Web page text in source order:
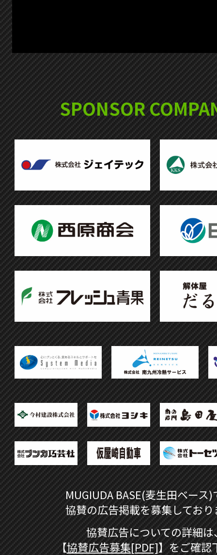
SPONSOR
MUGIUDA BASE(麦生田ベース)
協賛の広告掲載を募集しており
協賛広告についての詳細は
【協賛広告募集[PDF]】をご確認